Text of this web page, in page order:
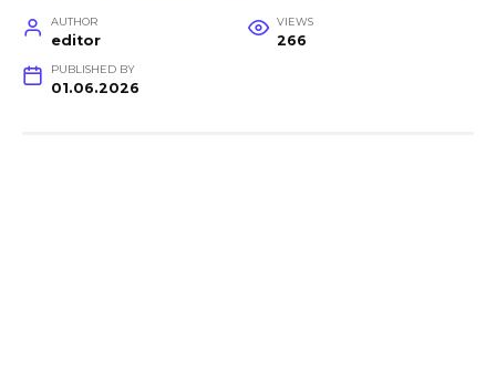
AUTHOR
editor
VIEWS
266
PUBLISHED BY
01.06.2026